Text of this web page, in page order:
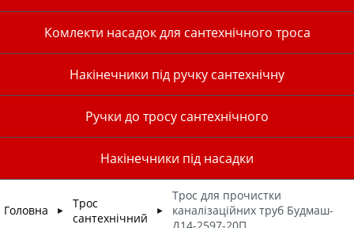
Комлекти насадок для сантехнічного троса
Накінечники під ручку сантехнічну
Ручки до тросу сантехнічного
Накінечники під насадки
Головна ►
Трос
сантехнічний
►
Трос для прочистки
каналізаційних труб Будмаш-